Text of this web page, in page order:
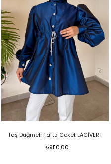
Taş Düğmeli Tafta Ceket LACİVERT
₺950,00